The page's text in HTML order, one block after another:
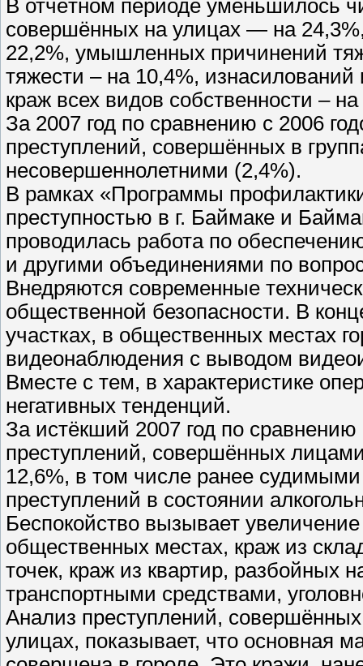
В отчётном периоде уменьшилось
совершённых на улицах — на
22,2%, умышленных причинений
тяжести – на 10,4%,
краж всех видов собственности –
За 2007 год по сравнению с 2006
преступлений, совершённых в
несовершеннолетними (2,4%).
В рамках «Программы
преступностью в г. Баймаке и
проводилась работа по
и другими объединениями по
Внедряются современные
общественной безопасности. В
участках, в общественных местах
видеонаблюдения с выводом
Вместе с тем, в характеристике
негативных тенденций.
За истёкший 2007 год по
преступлений, совершённых
12,6%, в том числе ранее
преступлений в состоянии
Беспокойство вызывает
общественных местах, краж из
точек, краж из квартир, разбойных
транспортными средствами,
Анализ преступлений,
улицах, показывает, что основная